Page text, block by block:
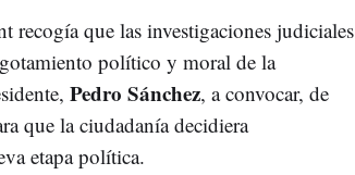
recogía que las investigaciones judiciales
político y moral de la
Pedro Sánchez, a convocar, de
que la ciudadanía decidiera
etapa política.